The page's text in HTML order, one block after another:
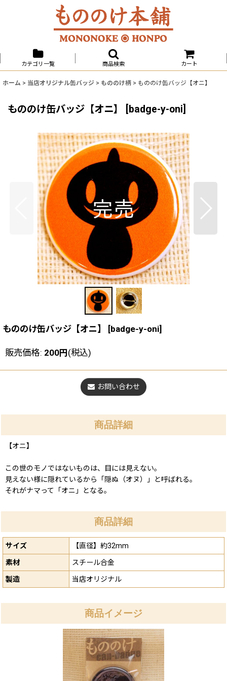
カテゴリ一覧 商品検索 カート
ホーム > 当店オリジナル缶バッジ > もののけ柄 > もののけ缶バッジ【オニ】
もののけ缶バッジ【オニ】 badge-y-oni
もののけ缶バッジ【オニ】 [badge-y-oni]
販売価格: 200円(税込)
お問い合わせ
商品詳細
【オニ】
この世のモノではないものは、目には見えない。
見えない様に隠れているから「隠ぬ（オヌ）」と呼ばれる。
それがナマって「オニ」となる。
商品詳細
サイズ 【直径】約32mm
素材 スチール合金
製造 当店オリジナル
商品イメージ